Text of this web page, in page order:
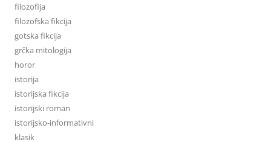
filozofija
filozofska fikcija
gotska fikcija
grčka mitologija
horor
istorija
istorijska fikcija
istorijski roman
istorijsko-informativni
klasik